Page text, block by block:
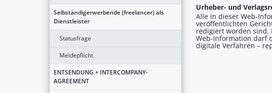
Selbständigerwerbende (freelancer) als
Dienstleister
Statusfrage
Meldepflicht
ENTSENDUNG + INTERCOMPANY-
AGREEMENT
Urheber- und
Alle in dieser Web-
veröffentlichten
redigiert worden sind.
Web-Information darf
digitale Verfahren –